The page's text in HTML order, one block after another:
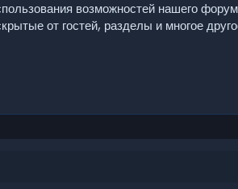
возможностей нашего
от гостей, разделы и многое